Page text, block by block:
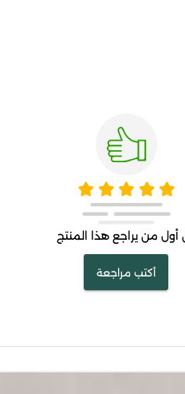
أول من يراجع هذا المنتج
أكتب مراجعة